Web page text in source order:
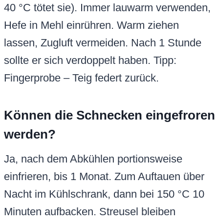
40 °C tötet sie). Immer lauwarm verwenden,
Hefe in Mehl einrühren. Warm ziehen
lassen, Zugluft vermeiden. Nach 1 Stunde
sollte er sich verdoppelt haben. Tipp:
Fingerprobe – Teig federt zurück.
Können die Schnecken eingefroren
werden?
Ja, nach dem Abkühlen portionsweise
einfrieren, bis 1 Monat. Zum Auftauen über
Nacht im Kühlschrank, dann bei 150 °C 10
Minuten aufbacken. Streusel bleiben